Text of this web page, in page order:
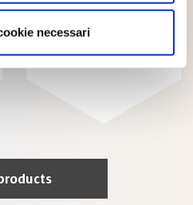
necessari
TITALPRIMER